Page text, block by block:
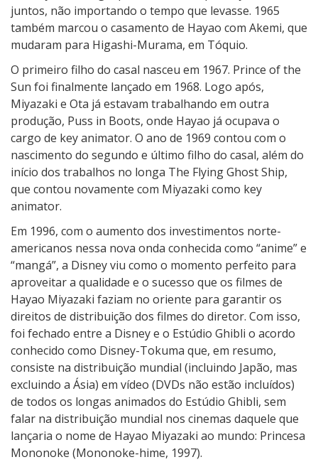
juntos, não importando o tempo que levasse. 1965
também marcou o casamento de Hayao com Akemi, que
mudaram para Higashi-Murama, em Tóquio.
O primeiro filho do casal nasceu em 1967. Prince of the
Sun foi finalmente lançado em 1968. Logo após,
Miyazaki e Ota já estavam trabalhando em outra
produção, Puss in Boots, onde Hayao já ocupava o
cargo de key animator. O ano de 1969 contou com o
nascimento do segundo e último filho do casal, além do
início dos trabalhos no longa The Flying Ghost Ship,
que contou novamente com Miyazaki como key
animator.
Em 1996, com o aumento dos investimentos norte-
americanos nessa nova onda conhecida como “anime” e
“mangá”, a Disney viu como o momento perfeito para
aproveitar a qualidade e o sucesso que os filmes de
Hayao Miyazaki faziam no oriente para garantir os
direitos de distribuição dos filmes do diretor. Com isso,
foi fechado entre a Disney e o Estúdio Ghibli o acordo
conhecido como Disney-Tokuma que, em resumo,
consiste na distribuição mundial (incluindo Japão, mas
excluindo a Ásia) em vídeo (DVDs não estão incluídos)
de todos os longas animados do Estúdio Ghibli, sem
falar na distribuição mundial nos cinemas daquele que
lançaria o nome de Hayao Miyazaki ao mundo: Princesa
Mononoke (Mononoke-hime, 1997).